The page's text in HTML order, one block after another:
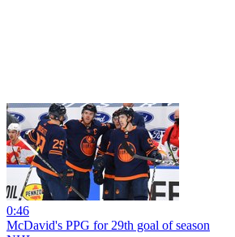
0:46
McDavid's PPG for 29th goal of season